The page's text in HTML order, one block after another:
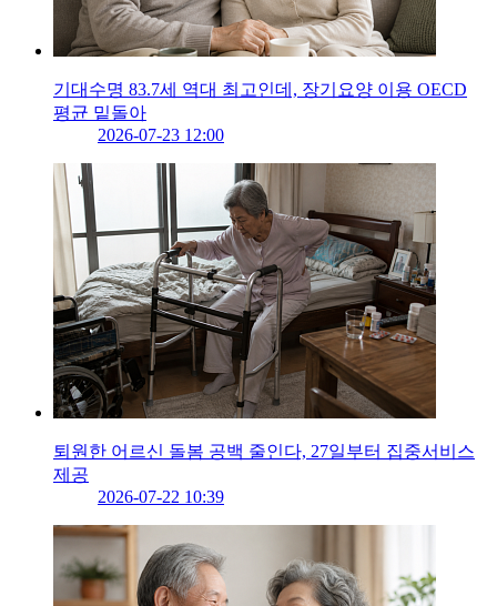
기대수명 83.7세 역대 최고인데, 장기요양 이용 OECD
평균 밑돌아
2026-07-23 12:00
퇴원한 어르신 돌봄 공백 줄인다, 27일부터 집중서비스
제공
2026-07-22 10:39